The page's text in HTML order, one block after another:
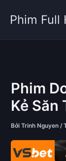
dung
Phim Full
Phim
Kẻ Săn
BởiTrinh Nguyen/